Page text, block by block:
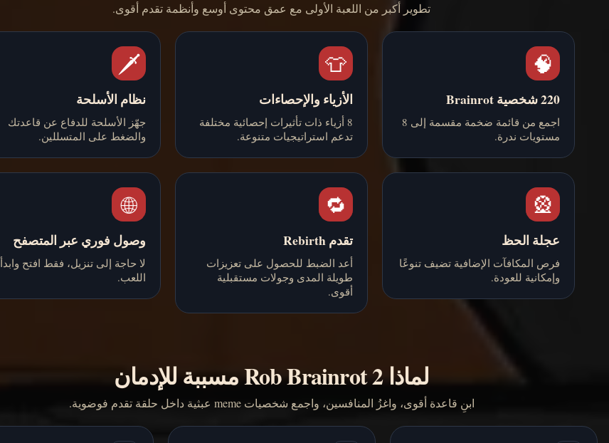
تطوير أكبر من اللعبة الأولى مع عمق محتوى أوسع وأنظمة تقدم أقوى.
🧠
220 شخصية Brainrot
اجمع من قائمة ضخمة مقسمة إلى 8
مستويات ندرة.
👕
الأزياء والإحصاءات
8 أزياء ذات تأثيرات إحصائية مختلفة
تدعم استراتيجيات متنوعة.
🗡️
نظام الأسلحة
جهّز الأسلحة للدفاع عن قاعدتك
والضغط على المتسللين.
🎡
عجلة الحظ
فرص المكافآت الإضافية تضيف تنوعًا
وإمكانية للعودة.
🔁
تقدم Rebirth
أعد الضبط للحصول على تعزيزات
طويلة المدى وجولات مستقبلية
أقوى.
🌐
وصول فوري عبر المتصفح
لا حاجة إلى تنزيل، فقط افتح وابدأ
اللعب.
لماذا Rob Brainrot 2 مسببة للإدمان
ابنِ قاعدة أقوى، واغزُ المنافسين، واجمع شخصيات meme عبثية داخل حلقة تقدم فوضوية.